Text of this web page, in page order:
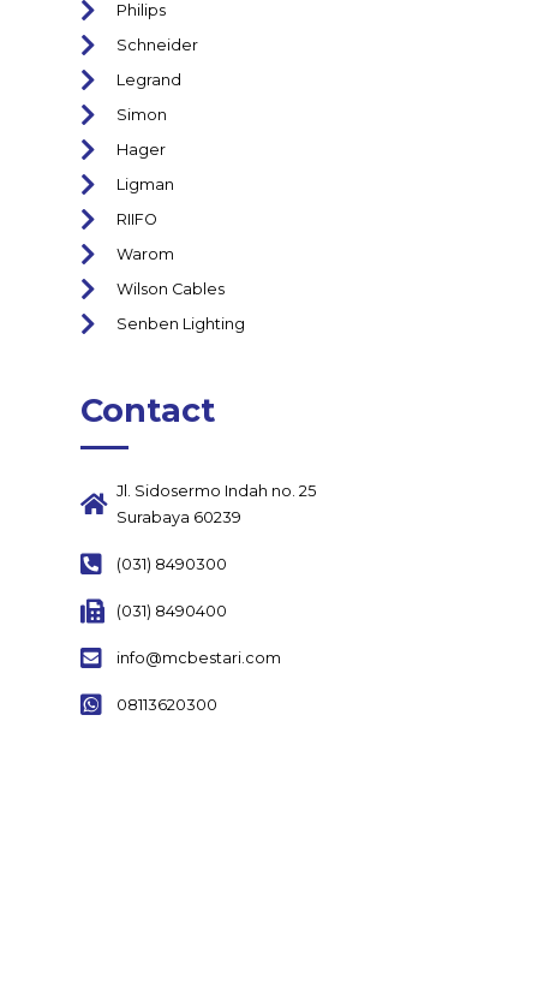
Philips
Schneider
Legrand
Simon
Hager
Ligman
RIIFO
Warom
Wilson Cables
Senben Lighting
Contact
Jl. Sidosermo Indah no. 25
Surabaya 60239
(031) 8490300
(031) 8490400
info@mcbestari.com
08113620300